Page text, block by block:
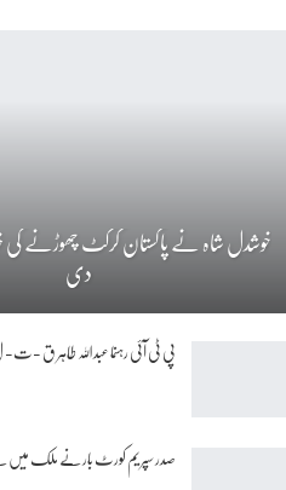
خوشدل شاہ نے پاکستان کرکٹ چھوڑنے کی
دی
پی ٹی آئی رہنما عبداللہ طاہر ق -ت-
صدر سپریم کورٹ بار نے ملک میں